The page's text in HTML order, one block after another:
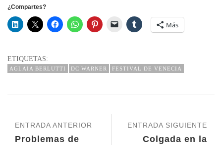
¿Compartes?
Más
ETIQUETAS:
AGLAIA BERLUTTI DC WARNER FESTIVAL DE VENECIA
ENTRADA SIGUIENTE
Colgada en la
ENTRADA ANTERIOR
Problemas de